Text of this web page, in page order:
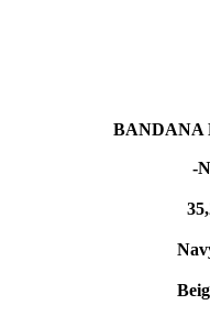
BANDANA
-